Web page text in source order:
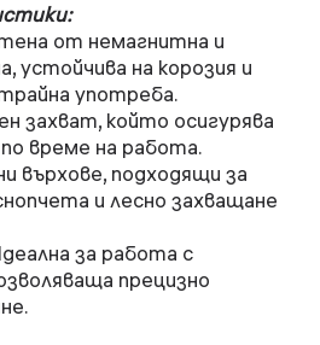
от немагнитна и
устойчива на корозия и
употреба.
захват, който осигурява
време на работа.
върхове, подходящи за
и лесно захващане
за работа с
прецизно